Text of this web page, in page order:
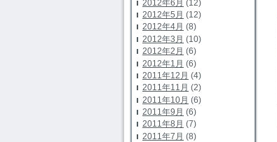
2012年6月 (12)
2012年5月 (12)
2012年4月 (8)
2012年3月 (10)
2012年2月 (6)
2012年1月 (6)
2011年12月 (4)
2011年11月 (2)
2011年10月 (6)
2011年9月 (6)
2011年8月 (7)
2011年7月 (8)